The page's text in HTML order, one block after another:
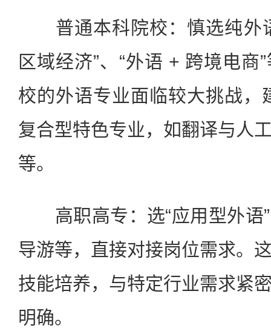
普通本科院校：慎选纯外
区域经济”、“外语 + 跨境电商
校的外语专业面临较大挑战，
复合型特色专业，如翻译与人
等。
高职高专：选“应用型外语”
导游等，直接对接岗位需求。
技能培养，与特定行业需求紧
明确。